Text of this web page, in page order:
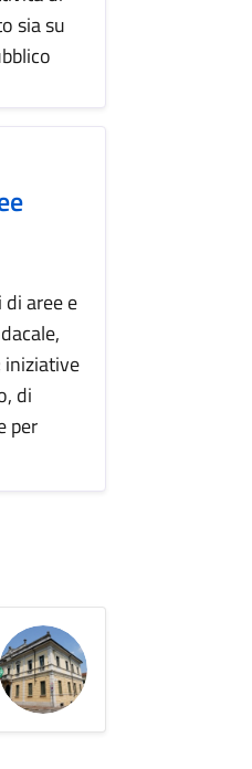
sia su
aree e
iniziative
di
per